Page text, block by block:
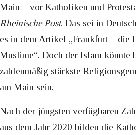
Main – vor Katholiken und
Rheinische Post. Das sei in
es in dem Artikel „Frankfurt – die
Muslime“. Doch der Islam könnte
zahlenmäßig stärkste
am Main sein.
Nach der jüngsten verfügbaren
aus dem Jahr 2020 bilden die